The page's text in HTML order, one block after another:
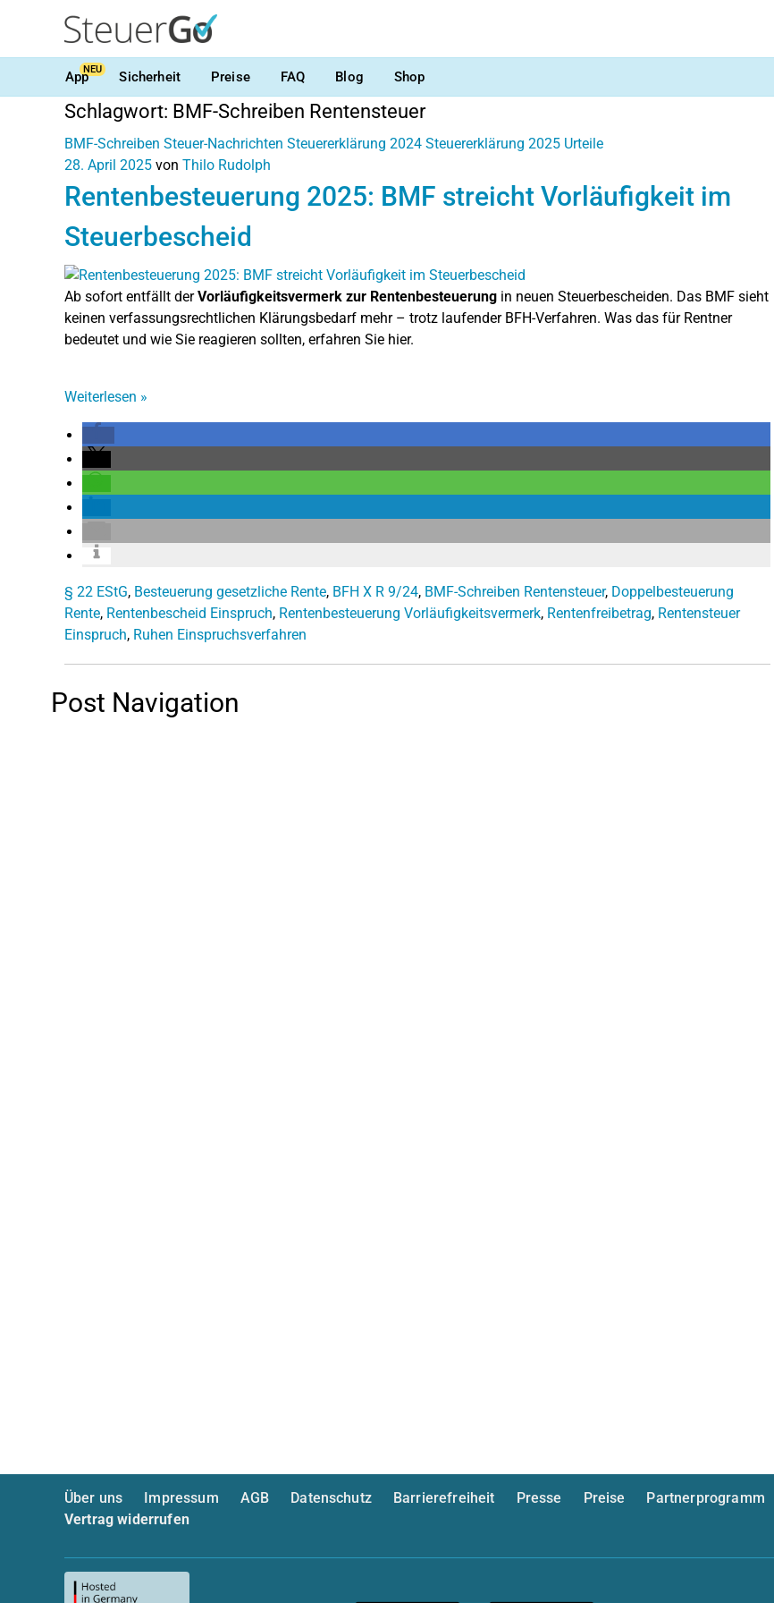
AppNEU Sicherheit Preise FAQ Blog Shop
Schlagwort: BMF-Schreiben Rentensteuer
BMF-Schreiben Steuer-Nachrichten Steuererklärung 2024 Steuererklärung 2025 Urteile
28. April 2025 von Thilo Rudolph
Rentenbesteuerung 2025: BMF streicht Vorläufigkeit im
Steuerbescheid
Ab sofort entfällt derVorläufigkeitsvermerk zur Rentenbesteuerung in neuen Steuerbescheiden. Das BMF sieht
keinen verfassungsrechtlichen Klärungsbedarf mehr – trotz laufender BFH-Verfahren. Was das für Rentner
bedeutet und wie Sie reagieren sollten, erfahren Sie hier.
Weiterlesen »
§ 22 EStG, Besteuerung gesetzliche Rente, BFH X R 9/24, BMF-Schreiben Rentensteuer, Doppelbesteuerung
Rente, Rentenbescheid Einspruch, Rentenbesteuerung Vorläufigkeitsvermerk, Rentenfreibetrag, Rentensteuer
Einspruch, Ruhen Einspruchsverfahren
Post Navigation
Über uns Impressum AGB Datenschutz Barrierefreiheit Presse Preise
Partnerprogramm
Vertrag widerrufen